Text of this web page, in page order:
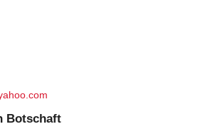
Botschaft